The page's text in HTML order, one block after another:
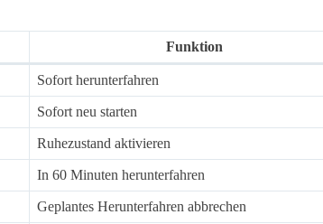
Funktion
Sofort herunterfahren
Sofort neu starten
Ruhezustand aktivieren
In 60 Minuten herunterfahren
Geplantes Herunterfahren abbrechen